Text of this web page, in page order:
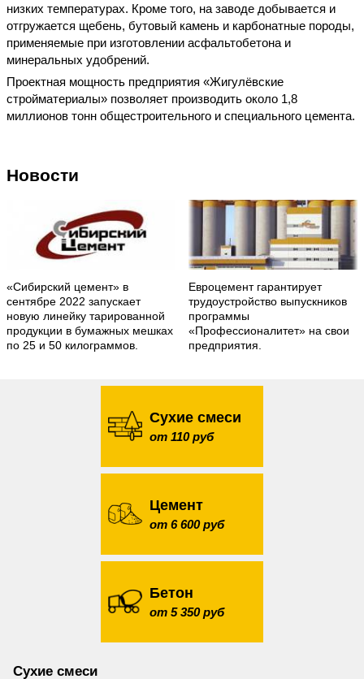
низких температурах. Кроме того, на заводе добывается и
отгружается щебень, бутовый камень и карбонатные породы,
применяемые при изготовлении асфальтобетона и
минеральных удобрений.
Проектная мощность предприятия «Жигулёвские
стройматериалы» позволяет производить около 1,8
миллионов тонн общестроительного и специального цемента.
Новости
«Сибирский цемент» в
сентябре 2022 запускает
новую линейку тарированной
продукции в бумажных мешках
по 25 и 50 килограммов.
Евроцемент гарантирует
трудоустройство выпускников
программы
«Профессионалитет» на свои
предприятия.
Сухие смеси
от 110 руб
Цемент
от 6 600 руб
Бетон
от 5 350 руб
Сухие смеси